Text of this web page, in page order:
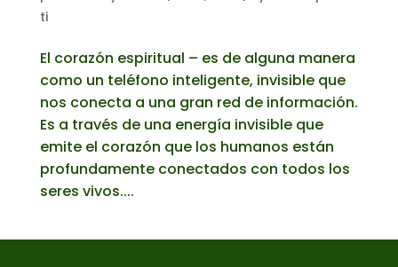
ti
El corazón espiritual – es de alguna manera
como un teléfono inteligente, invisible que
nos conecta a una gran red de información.
Es a través de una energía invisible que
emite el corazón que los humanos están
profundamente conectados con todos los
seres vivos....